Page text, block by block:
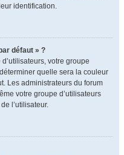
identification.
défaut » ?
votre groupe
quelle sera la couleur
Les administrateurs du forum
votre groupe d’utilisateurs
l’utilisateur.